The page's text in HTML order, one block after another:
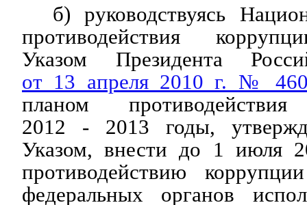
б) руководствуясь
противодействия
Указом Президента
от 13 апреля 2010 г. №
планом
2012 - 2013 годы,
Указом, внести до 1 июля
противодействию
федеральных органов